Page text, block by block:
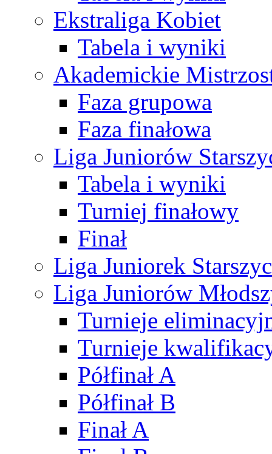
Ekstraliga Kobiet
Tabela i wyniki
Akademickie
Faza grupowa
Faza finałowa
Liga Juniorów
Tabela i wyniki
Turniej finałowy
Finał
Liga Juniorek
Liga Juniorów
Turnieje
Turnieje
Półfinał A
Półfinał B
Finał A